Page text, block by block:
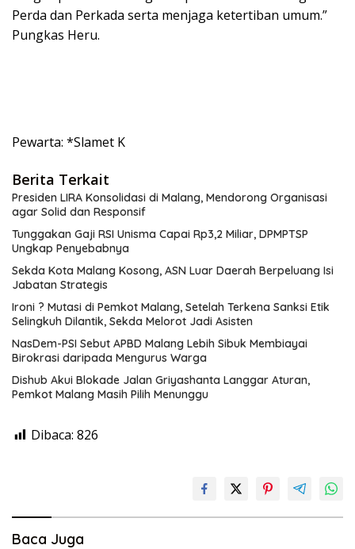
Perda dan Perkada serta menjaga ketertiban umum.”
Pungkas Heru.
Pewarta: *Slamet K
Berita Terkait
Presiden LIRA Konsolidasi di Malang, Mendorong Organisasi
agar Solid dan Responsif
Tunggakan Gaji RSI Unisma Capai Rp3,2 Miliar, DPMPTSP
Ungkap Penyebabnya
Sekda Kota Malang Kosong, ASN Luar Daerah Berpeluang Isi
Jabatan Strategis
Ironi ? Mutasi di Pemkot Malang, Setelah Terkena Sanksi Etik
Selingkuh Dilantik, Sekda Melorot Jadi Asisten
NasDem-PSI Sebut APBD Malang Lebih Sibuk Membiayai
Birokrasi daripada Mengurus Warga
Dishub Akui Blokade Jalan Griyashanta Langgar Aturan,
Pemkot Malang Masih Pilih Menunggu
Dibaca: 826
Baca Juga